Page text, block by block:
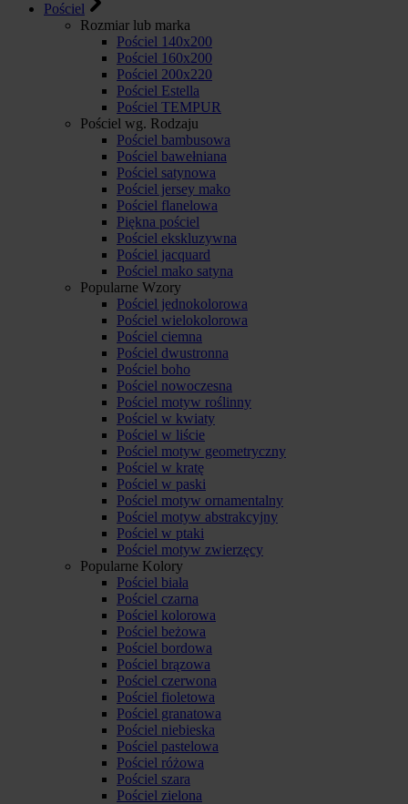
Pościel
Rozmiar lub marka
Pościel 140x200
Pościel 160x200
Pościel 200x220
Pościel Estella
Pościel TEMPUR
Pościel wg. Rodzaju
Pościel bambusowa
Pościel bawełniana
Pościel satynowa
Pościel jersey mako
Pościel flanelowa
Piękna pościel
Pościel ekskluzywna
Pościel jacquard
Pościel mako satyna
Popularne Wzory
Pościel jednokolorowa
Pościel wielokolorowa
Pościel ciemna
Pościel dwustronna
Pościel boho
Pościel nowoczesna
Pościel motyw roślinny
Pościel w kwiaty
Pościel w liście
Pościel motyw geometryczny
Pościel w kratę
Pościel w paski
Pościel motyw ornamentalny
Pościel motyw abstrakcyjny
Pościel w ptaki
Pościel motyw zwierzęcy
Popularne Kolory
Pościel biała
Pościel czarna
Pościel kolorowa
Pościel beżowa
Pościel bordowa
Pościel brązowa
Pościel czerwona
Pościel fioletowa
Pościel granatowa
Pościel niebieska
Pościel pastelowa
Pościel różowa
Pościel szara
Pościel zielona